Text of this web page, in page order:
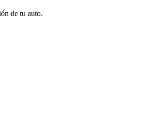
de tu auto.